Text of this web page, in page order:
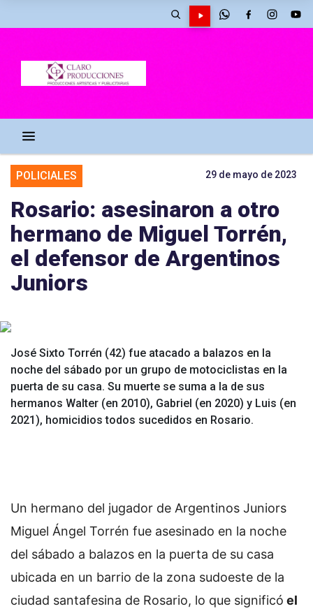
POLICIALES 29 de mayo de 2023
Rosario: asesinaron a otro
hermano de Miguel Torrén,
el defensor de Argentinos
Juniors
José Sixto Torrén (42) fue atacado a balazos en la
noche del sábado por un grupo de motociclistas en la
puerta de su casa. Su muerte se suma a la de sus
hermanos Walter (en 2010), Gabriel (en 2020) y Luis (en
2021), homicidios todos sucedidos en Rosario.
Un hermano del jugador de Argentinos Juniors
Miguel Ángel Torrén fue asesinado en la noche
del sábado a balazos en la puerta de su casa
ubicada en un barrio de la zona sudoeste de la
ciudad santafesina de Rosario, lo que significó el